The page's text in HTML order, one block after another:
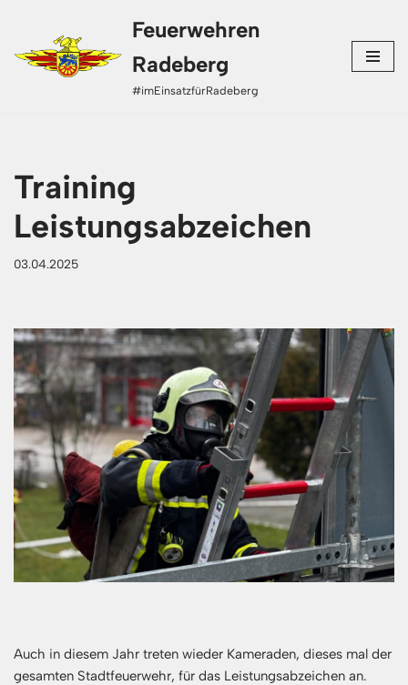
Zum
Inhalt
Feuerwehren
Radeberg
#imEinsatzfürRadeberg
Training
Leistungsabzeichen
03.04.2025
Auch in diesem Jahr treten wieder Kameraden, dieses mal der
gesamten Stadtfeuerwehr, für das Leistungsabzeichen an.